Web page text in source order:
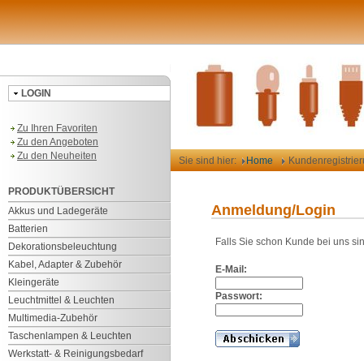
LOGIN
Zu Ihren Favoriten
Zu den Angeboten
Zu den Neuheiten
PRODUKTÜBERSICHT
Akkus und Ladegeräte
Batterien
Dekorationsbeleuchtung
Kabel, Adapter & Zubehör
Kleingeräte
Leuchtmittel & Leuchten
Multimedia-Zubehör
Taschenlampen & Leuchten
Werkstatt- & Reinigungsbedarf
Sie sind hier: Home
Anmeldung/Login
Falls Sie schon Kunde bei uns
E-Mail:
Passwort: